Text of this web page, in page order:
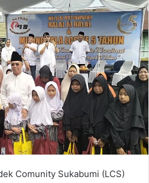
Comunity Sukabumi (LCS)